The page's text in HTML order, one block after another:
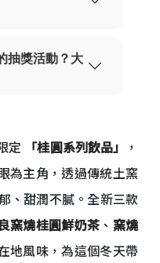
抽獎活動？大
定 「桂圓系列飲品」
，
為主角，透過傳統土窯
、甜潤不膩。全新三款
窯燒桂圓鮮奶茶 、 窯燒
地風味，為這個冬天帶